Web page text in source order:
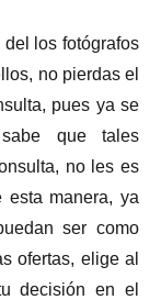
los fotógrafos
no pierdas el
pues ya se
que tales
no les es
esta manera, ya
ser como
ofertas, elige al
decisión en el